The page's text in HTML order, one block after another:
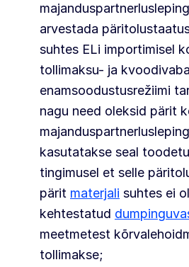
arvestada
suhtes ELi importimisel
tollimaksu- ja
enamsoodustusrežiimi
nagu need oleksid pärit
kasutatakse seal
tingimusel et selle
pärit materjali suhtes ei
kehtestatud
meetmetest
tollimakse;